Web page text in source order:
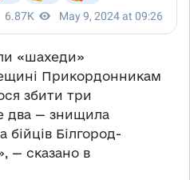
«шахеди»
Прикордонникам
збити три
два — знищила
бійців Білгород-
— сказано в